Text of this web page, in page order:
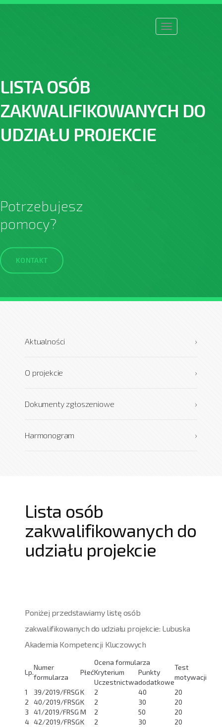
Toggle
navigation
LISTA OSÓB
ZAKWALIFIKOWANYCH DO
UDZIAŁU PROJEKCIE
Potrzebujesz
pomocy?
KONTAKT
›
Aktualności
›
O projekcie
›
Dokumenty zgłoszeniowe
›
Harmonogram
Lista osób
zakwalifikowanych do
udziału projekcie
Poniżej przedstawiamy listę osób
zakwalifikowanych do udziału projekcie: Lubuska
Akademia Kompetencji Kluczowych
Lp.
Numer
formularza
Płeć
Ocena formularza
Test
motywacji
Kryterium
Uczestnictwa
Punkty
dodatkowe
1
39/2019/FRSGK 2 40
20
2
40/2019/FRSGK 2 30
20
3
41/2019/FRSG M 2 50
20
4 42/2019/FRSGK 2 30
20